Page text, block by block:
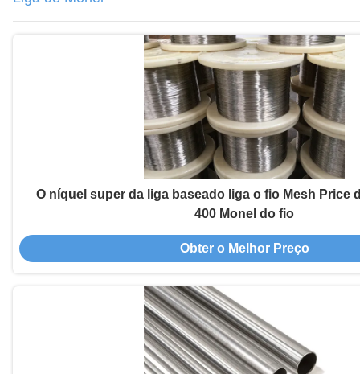
O níquel super da liga baseado liga o fio Mesh Price
400 Monel do fio
Obter o Melhor Preço